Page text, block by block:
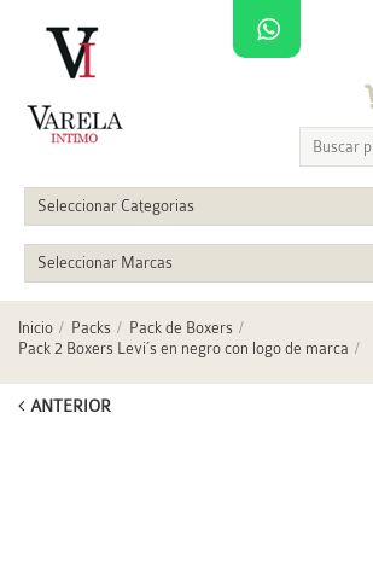
Seleccionar Categorias
Seleccionar Marcas
Inicio Packs
Pack de Boxers
Pack 2 Boxers Levi´s en negro con logo de marca
ANTERIOR